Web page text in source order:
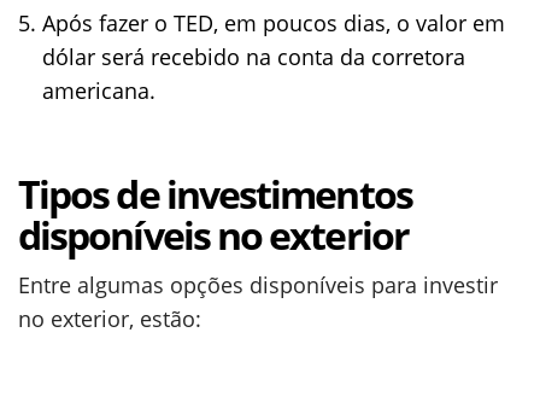
Após fazer o TED, em poucos dias, o valor em
dólar será recebido na conta da corretora
americana.
Tipos de investimentos
disponíveis no exterior
Entre algumas opções disponíveis para investir
no exterior, estão: